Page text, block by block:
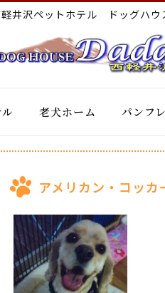
軽井沢ペットホテル ドッグハ
老犬ホーム パンフ
アメリカン・コッ